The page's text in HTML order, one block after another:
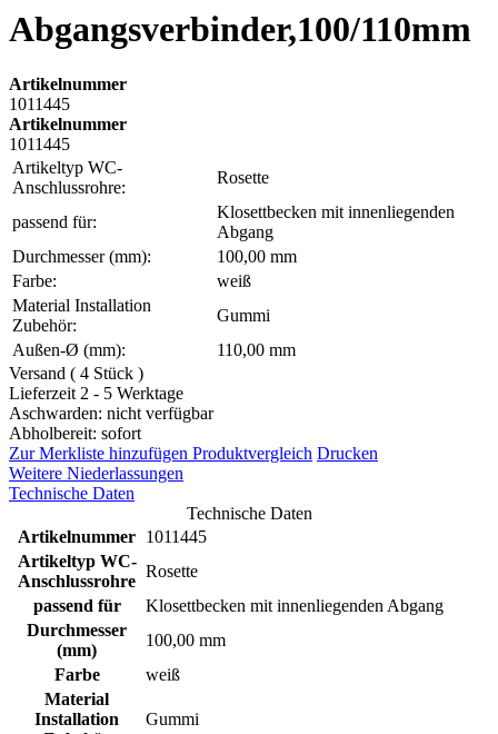
Abgangsverbinder,100/110mm
Artikelnummer
1011445
Artikelnummer
1011445
Artikeltyp WC-
Anschlussrohre:
Rosette
passend für:
Klosettbecken mit innenliegenden
Abgang
Durchmesser (mm):
100,00 mm
Farbe:
weiß
Material Installation
Zubehör:
Gummi
Außen-Ø (mm):
110,00 mm
Versand ( 4 Stück )
Lieferzeit 2 - 5 Werktage
Aschwarden: nicht verfügbar
Abholbereit: sofort
Zur Merkliste hinzufügen Produktvergleich Drucken
Weitere Niederlassungen
Technische Daten
Technische Daten
Artikelnummer 1011445
Artikeltyp WC-
Anschlussrohre
Rosette
passend für
Klosettbecken mit innenliegenden Abgang
Durchmesser
(mm)
100,00 mm
Farbe
weiß
Material
Installation
Gummi